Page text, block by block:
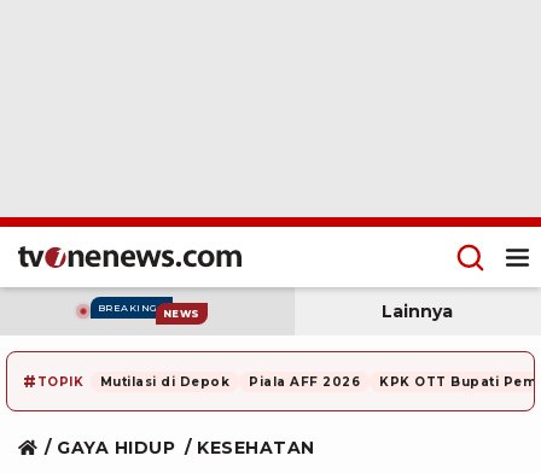
BREAKING NEWS Lainnya
# TOPIK Mutilasi di Depok Piala AFF 2026 KPK OTT Bupati
GAYA HIDUP KESEHATAN